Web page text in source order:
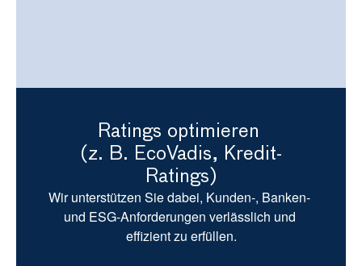
Ratings optimieren
(z. B. EcoVadis, Kredit-
Ratings)
Wir unterstützen Sie dabei, Kunden-, Banken-
und ESG-Anforderungen verlässlich und
effizient zu erfüllen.